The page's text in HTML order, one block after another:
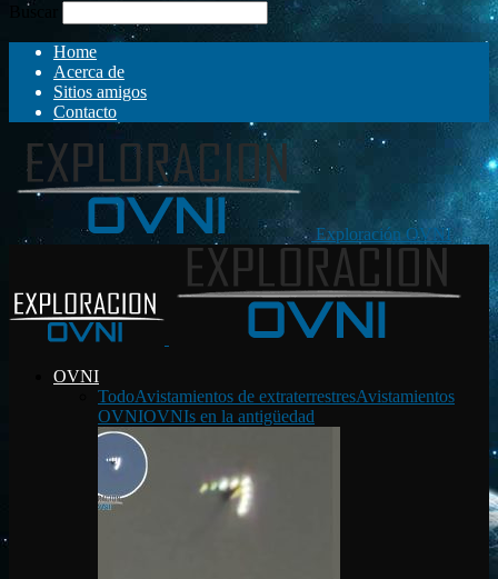
Buscar
Home
Acerca de
Sitios amigos
Contacto
Exploración OVNI
OVNI
TodoAvistamientos de extraterrestresAvistamientos
OVNIOVNIs en la antigüedad